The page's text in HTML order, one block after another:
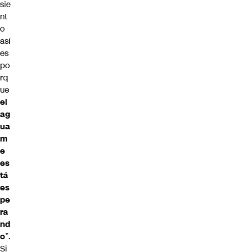
sie
nt
o
así
es
po
rq
ue
el
ag
ua
m
e
es
tá
es
pe
ra
nd
o”.
Si